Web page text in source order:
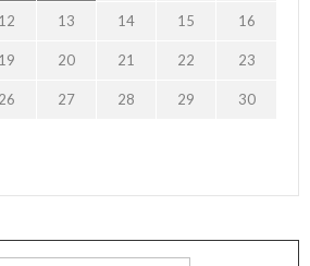
12 13 14 15 16
19 20 21 22 23
26 27 28 29 30